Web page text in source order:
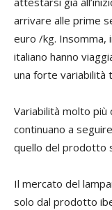
arrivare alle prime
euro /kg. Insomma,
italiano hanno
una forte variabilità
Variabilità molto
continuano a
quello del prodotto
Il mercato del
solo dal prodotto